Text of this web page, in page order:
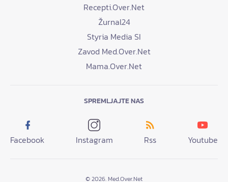
Recepti.Over.Net
Žurnal24
Styria Media SI
Zavod Med.Over.Net
Mama.Over.Net
SPREMLJAJTE NAS
Facebook Instagram Rss Youtube
© 2026. Med.Over.Net